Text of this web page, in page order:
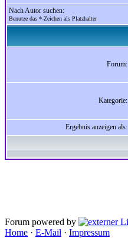
Nach Autor suchen:
Benutze das *-Zeichen als Platzhalter
Forum:
Kategorie:
Ergebnis anzeigen als:
Forum powered by
Home · E-Mail · Impressum